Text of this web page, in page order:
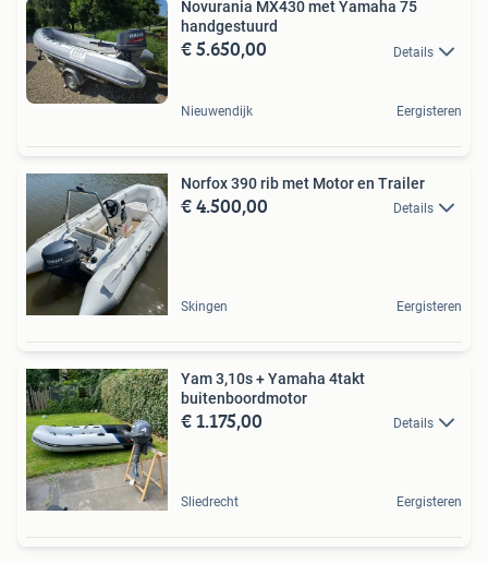
Novurania MX430 met Yamaha 75
handgestuurd
€ 5.650,00 Details
Nieuwendijk Eergisteren
Norfox 390 rib met Motor en Trailer
€ 4.500,00 Details
Skingen Eergisteren
Yam 3,10s + Yamaha 4takt
buitenboordmotor
€ 1.175,00 Details
Sliedrecht Eergisteren